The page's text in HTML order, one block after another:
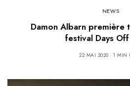
NEWS
Damon Albarn première
festival Days
22 MAI 2020 1 MIN